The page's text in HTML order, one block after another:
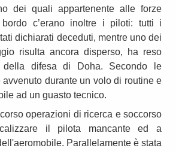
dei quali appartenente alle forze
c’erano inoltre i piloti: tutti i
dichiarati deceduti, mentre uno dei
risulta ancora disperso, ha reso
difesa di Doha. Secondo le
avvenuto durante un volo di routine e
ad un guasto tecnico.
operazioni di ricerca e soccorso
il pilota mancante ed a
Parallelamente è stata